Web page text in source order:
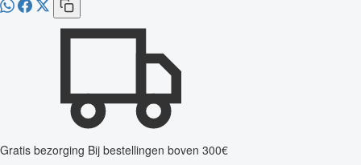
Gratis bezorging Bij bestellingen boven 300€